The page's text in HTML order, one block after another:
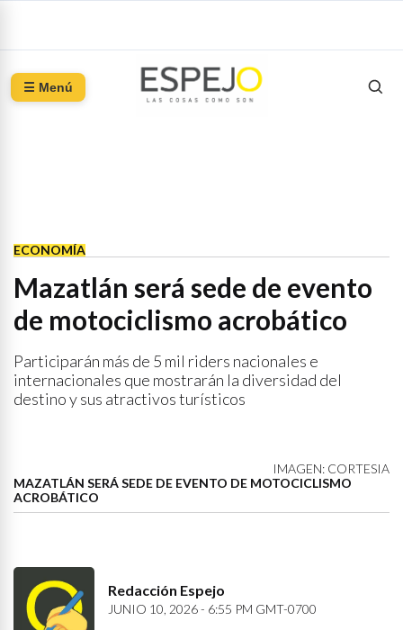
☰ Menú
ECONOMÍA
Mazatlán será sede de evento
de motociclismo acrobático
Participarán más de 5 mil riders nacionales e
internacionales que mostrarán la diversidad del
destino y sus atractivos turísticos
IMAGEN: CORTESIA
MAZATLÁN SERÁ SEDE DE EVENTO DE MOTOCICLISMO
ACROBÁTICO
Redacción Espejo
JUNIO 10, 2026 - 6:55 PM GMT-0700